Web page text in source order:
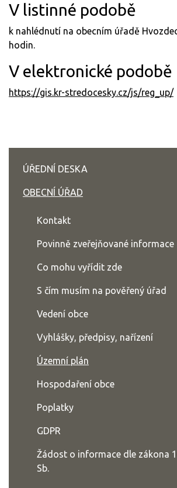
V listinné podobě
k nahlédnutí na obecním úřadě
hodin.
V elektronické podobě
https://gis.kr-stredocesky.cz/js/reg_up/
ÚŘEDNÍ DESKA
OBECNÍ ÚŘAD
Kontakt
Povinně zveřejňované informace
Co mohu vyřídit zde
S čím musím na pověřený úřad
Vedení obce
Vyhlášky, předpisy, nařízení
Územní plán
Hospodaření obce
Poplatky
GDPR
Žádost o informace dle zákona
Sb.